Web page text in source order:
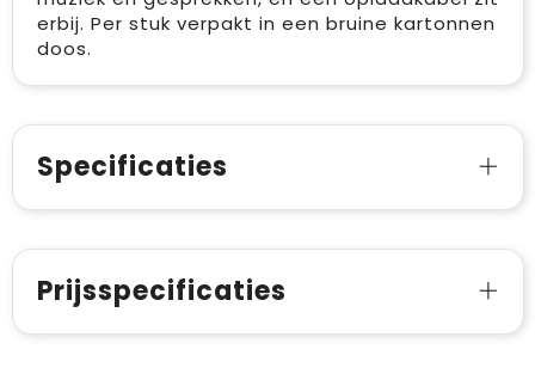
erbij. Per stuk verpakt in een bruine kartonnen
doos.
Specificaties
Prijsspecificaties